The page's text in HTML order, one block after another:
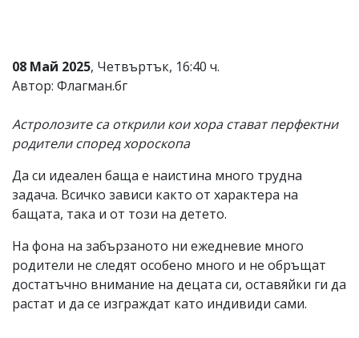
се
въвеждат
от
редакцията
не
отговорност
за
Ако
обиден
за
вас
коментар,
моля
08 Май 2025, Четвъртък, 16:40 ч.
Автор: Флагман.бг
Астролозите са открили кои хора стават перфектни
родители според хороскопа
Да си идеален баща е наистина много трудна
задача. Всичко зависи както от характера на
бащата, така и от този на детето.
На фона на забързаното ни ежедневие много
родители не следят особено много и не обръщат
достатъчно внимание на децата си, оставяйки ги да
растат и да се изграждат като индивиди сами.